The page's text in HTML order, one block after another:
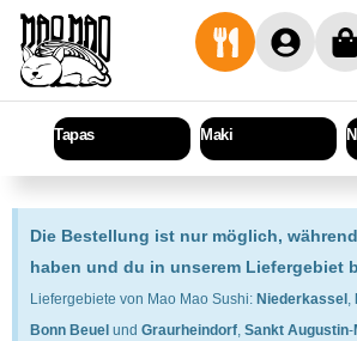
Tapas Maki
Die Bestellung ist nur möglich,
haben und du in unserem Liefergebiet
Liefergebiete von Mao Mao Sushi: Niederkassel ,
Bonn Beuel und Graurheindorf, Sankt Augustin-